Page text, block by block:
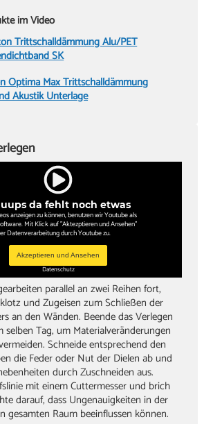
im Video
Trittschalldämmung Alu/PET
SK
Optima Max Trittschalldämmung
Akustik Unterlage
da fehlt noch etwas
anzeigen zu können, benutzen wir Youtube als
Mit Klick auf "Aktezptieren und Ansehen"
Datenverarbeitung durch Youtube zu.
Akzeptieren und Ansehen
Datenschutz
parallel an zwei Reihen fort,
und Zugeisen zum Schließen der
an den Wänden. Beende das Verlegen
selben Tag, um Materialveränderungen
Schneide entsprechend den
die Feder oder Nut der Dielen ab und
durch Zuschneiden aus.
mit einem Cuttermesser und brich
darauf, dass Ungenauigkeiten in der
gesamten Raum beeinflussen können.